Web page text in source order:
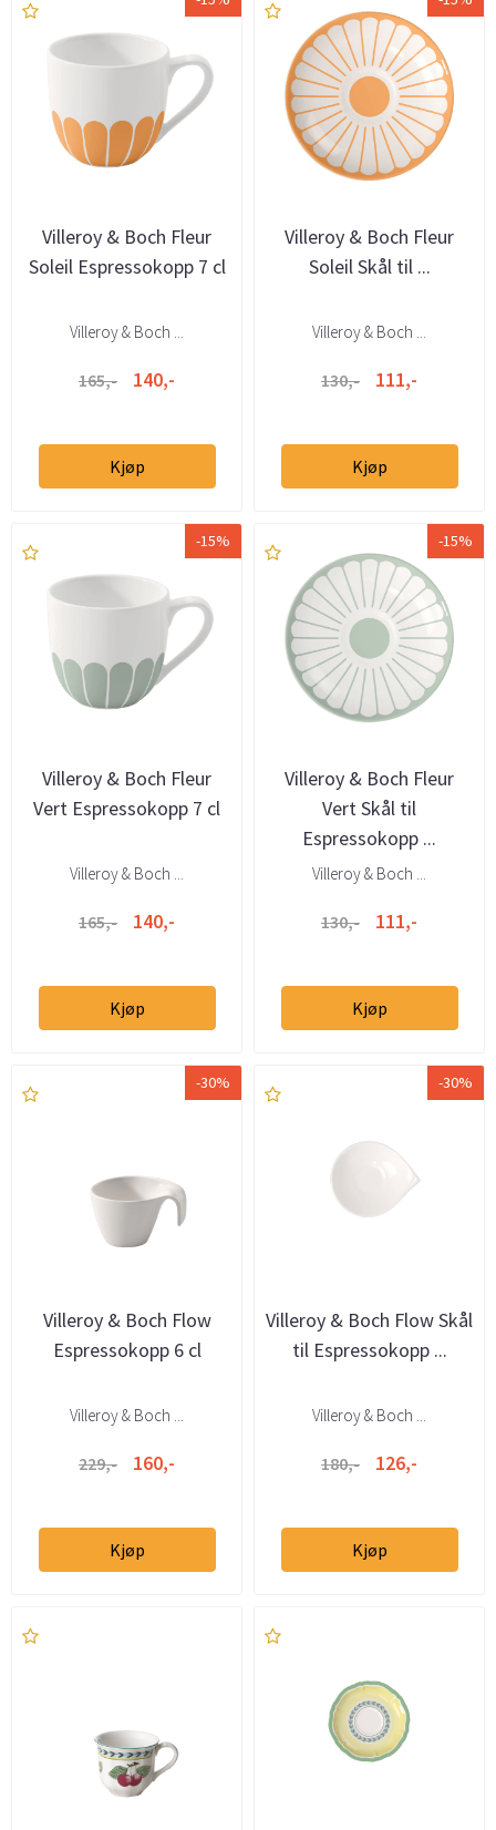
Villeroy & Boch Fleur
Soleil Espressokopp 7 cl
Villeroy & Boch ...
165,- 140,-
Kjøp
Villeroy & Boch Fleur
Soleil Skål til ...
Villeroy & Boch ...
130,- 111,-
Kjøp
-15%
Villeroy & Boch Fleur
Vert Espressokopp 7 cl
Villeroy & Boch ...
165,- 140,-
Kjøp
-15%
Villeroy & Boch Fleur
Vert Skål til
Espressokopp ...
Villeroy & Boch ...
130,- 111,-
Kjøp
-30%
Villeroy & Boch Flow
Espressokopp 6 cl
Villeroy & Boch ...
229,- 160,-
Kjøp
-30%
Villeroy & Boch Flow Skål
til Espressokopp ...
Villeroy & Boch ...
180,- 126,-
Kjøp